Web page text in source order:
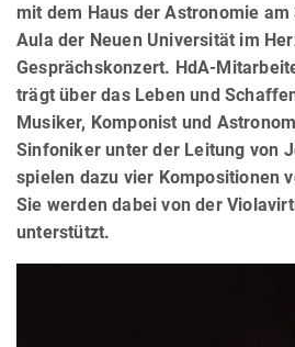
mit dem Haus der Astronomie
Aula der Neuen Universität im
Gesprächskonzert. HdA-
trägt über das Leben und
Musiker, Komponist und
Sinfoniker unter der Leitung von
spielen dazu vier Kompositionen
Sie werden dabei von der
unterstützt.